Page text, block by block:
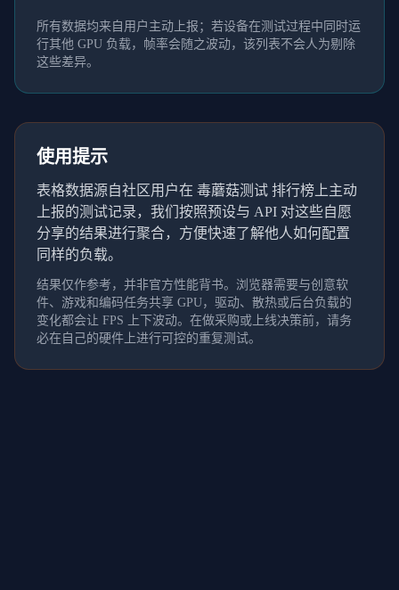
所有数据均来自用户主动上报；若设备在测试过程中同时运
行其他 GPU 负载，帧率会随之波动，该列表不会人为剔除
这些差异。
使用提示
表格数据源自社区用户在 毒蘑菇测试 排行榜上主动
上报的测试记录，我们按照预设与 API 对这些自愿
分享的结果进行聚合，方便快速了解他人如何配置
同样的负载。
结果仅作参考，并非官方性能背书。浏览器需要与创意软
件、游戏和编码任务共享 GPU，驱动、散热或后台负载的
变化都会让 FPS 上下波动。在做采购或上线决策前，请务
必在自己的硬件上进行可控的重复测试。